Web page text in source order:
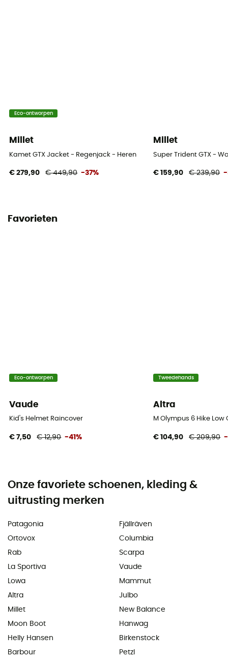
Eco-ontworpen
Millet
Kamet GTX Jacket - Regenjack - Heren
€ 279,90 € 449,90 -37%
Millet
Super Trident GTX -
€ 159,90 € 239,90 -
Favorieten
Eco-ontworpen
Vaude
Kid's Helmet Raincover
€ 7,50 € 12,90 -41%
Tweedehands
Altra
M Olympus 6 Hike
€ 104,90 € 209,90 -
Onze favoriete schoenen, kleding &
uitrusting merken
Patagonia
Ortovox
Rab
La Sportiva
Lowa
Altra
Millet
Moon Boot
Helly Hansen
Barbour
Fjällräven
Columbia
Scarpa
Vaude
Mammut
Julbo
New Balance
Hanwag
Birkenstock
Petzl